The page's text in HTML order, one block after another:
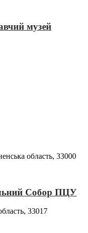
музей
область, 33000
Собор ПЦУ
33017